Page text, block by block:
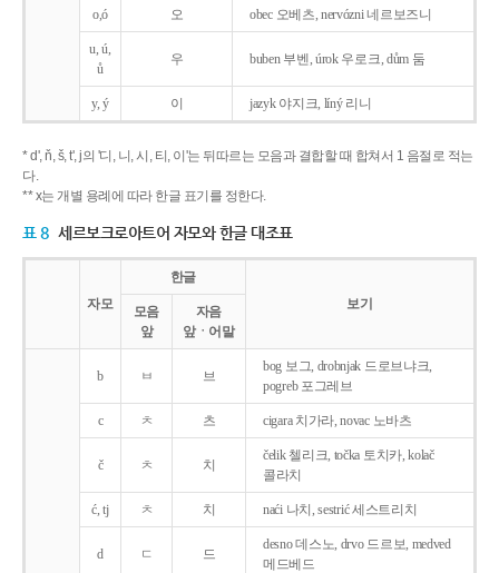
o,ó 오 obec 오베츠, nervózni 네르보즈니
u, ú,
ů
우 buben 부벤, úrok 우로크, dům 둠
y, ý 이 jazyk야지크, líný 리니
* d', ň, š, t', j의 '디, 니, 시, 티, 이'는 뒤따르는 모음과 결합할 때 합쳐서 1 음절로 적는
다.
** x는 개별 용례에 따라 한글 표기를 정한다.
표 8 세르보크로아트어 자모와 한글 대조표
자모
한글
보기
모음
앞
자음
앞ㆍ어말
b ㅂ 브
bog 보그, drobnjak 드로브냐크,
pogreb 포그레브
c ㅊ 츠 cigara 치가라, novac 노바츠
č ㅊ 치
čelik 첼리크, točka 토치카, kolač
콜라치
ć, tj ㅊ 치 naći 나치, sestrić 세스트리치
d ㄷ 드
desno 데스노, drvo 드르보, medved
메드베드